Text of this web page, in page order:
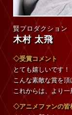
賢プロダクション
木村 太飛
◇受賞コメント
とても嬉しいです！
こんな素敵な賞を
これからは、より
◇アニメファンの皆